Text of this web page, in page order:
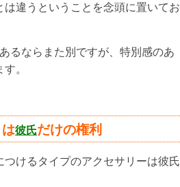
は違うということを念頭に置いてお
るならまた別ですが、特別感のあ
。
彼氏だけの権利
けるタイプのアクセサリーは彼氏